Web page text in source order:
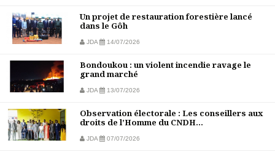
Un projet de restauration forestière lancé
dans le Gôh
JDA 14/07/2026
Bondoukou : un violent incendie ravage le
grand marché
JDA 13/07/2026
Observation électorale : Les conseillers aux
droits de l’Homme du CNDH...
JDA 07/07/2026